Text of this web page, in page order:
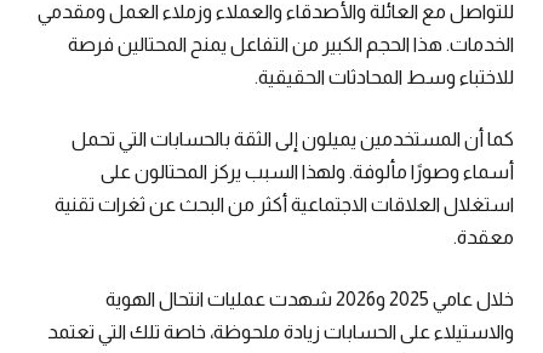
للتواصل مع العائلة والأصدقاء والعملاء وزملاء العمل ومقدمي
الخدمات. هذا الحجم الكبير من التفاعل يمنح المحتالين فرصة
للاختباء وسط المحادثات الحقيقية.
كما أن المستخدمين يميلون إلى الثقة بالحسابات التي تحمل
أسماء وصورًا مألوفة. ولهذا السبب يركز المحتالون على
استغلال العلاقات الاجتماعية أكثر من البحث عن ثغرات تقنية
معقدة.
خلال عامي 2025 و2026 شهدت عمليات انتحال الهوية
والاستيلاء على الحسابات زيادة ملحوظة، خاصة تلك التي تعتمد